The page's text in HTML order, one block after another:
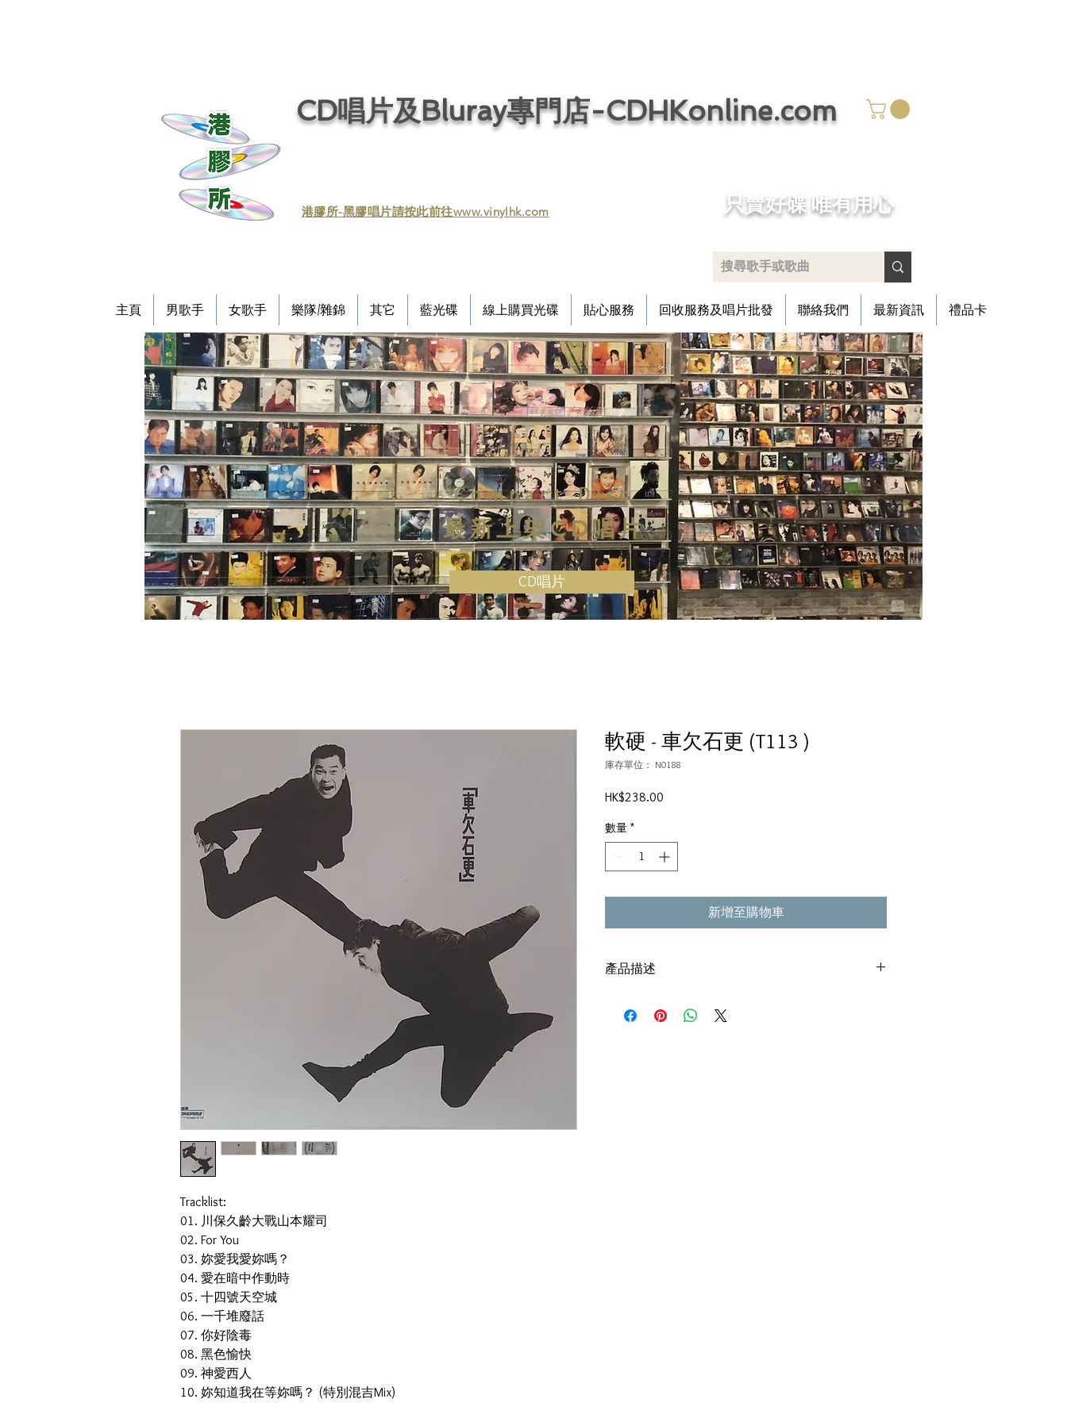
CD唱片及Bluray專門店-CDHKonline.com
​港膠所-黑膠唱片請按此前往www.vinylhk.com ​只賣好碟 唯有用心
主頁 男歌手 女歌手 樂隊/雜錦 其它 藍光碟 線上購買光碟 貼心服務 回收服務及唱片批發 聯絡我們 最新資訊 禮品卡
Compact Disc
最新上架CD唱片
CD唱片
Tracklist:
01. 川保久齡大戰山本耀司
02. For You
03. 妳愛我愛妳嗎？
04. 愛在暗中作動時
05. 十四號天空城
06. 一千堆廢話
07. 你好陰毒
08. 黑色愉快
09. 神愛西人
10. 妳知道我在等妳嗎？ (特別混吉Mix)
軟硬 - 車欠石更 (T113 )
庫存單位： N0188
HK$238.00
數量 *
新增至購物車
產品描述
有歌詞